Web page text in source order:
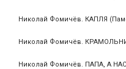
Николай Фомичёв. КАПЛЯ
Николай Фомичёв.
Николай Фомичёв. ПАПА, А